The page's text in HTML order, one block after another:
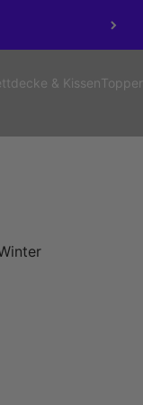
& KissenTopper